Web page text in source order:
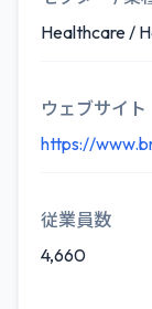
Healthcare /
ウェブサイト
https://
従業員数
4,660